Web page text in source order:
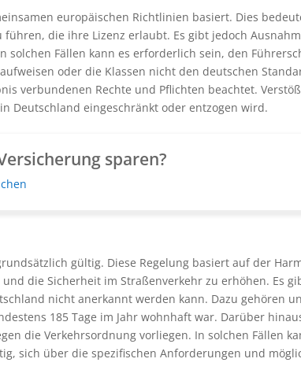
europäischen Richtlinien basiert. Dies
die ihre Lizenz erlaubt. Es gibt jedoch
solchen Fällen kann es erforderlich sein, den
oder die Klassen nicht den deutschen
verbundenen Rechte und Pflichten beachtet.
Deutschland eingeschränkt oder entzogen wird.
sparen?
gültig. Diese Regelung basiert auf der
die Sicherheit im Straßenverkehr zu erhöhen. Es
nicht anerkannt werden kann. Dazu gehören
185 Tage im Jahr wohnhaft war. Darüber
die Verkehrsordnung vorliegen. In solchen Fällen
sich über die spezifischen Anforderungen und